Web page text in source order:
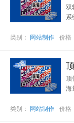
双
系
类别： 网站制作 价格
顶
海
类别： 网站制作 价格